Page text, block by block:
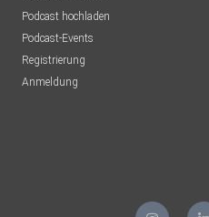
Podcast hochladen
Podcast-Events
Registrierung
Anmeldung